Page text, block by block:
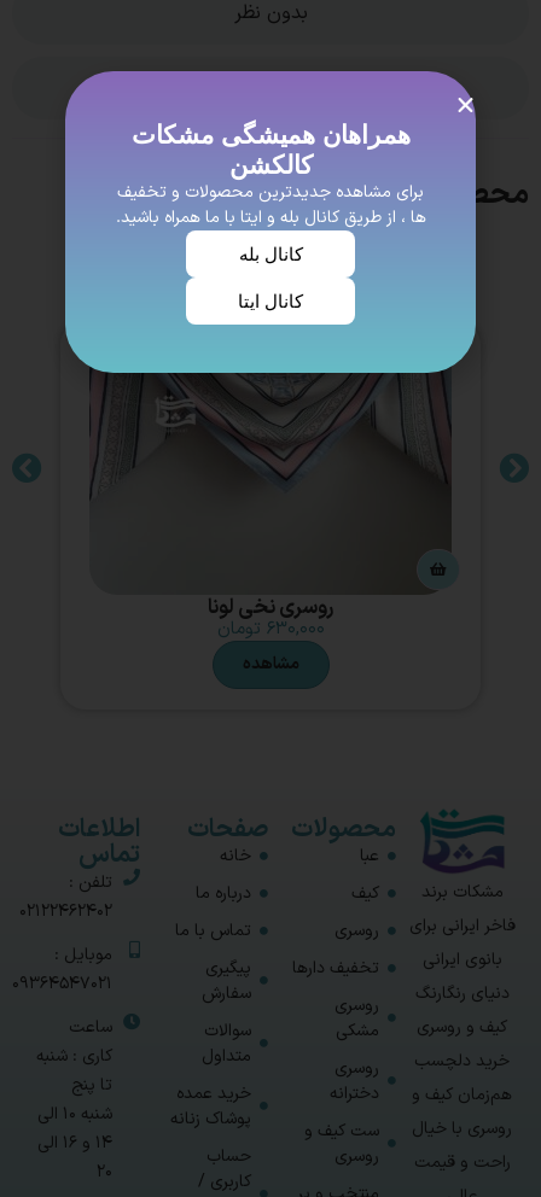
بدون نظر
محصولات مشابه
روسری نخی لونا
۶۳۰,۰۰۰ تومان
مشاهده
مشکات برند
فاخر ایرانی برای
بانوی ایرانی
دنیای رنگارنگ
کیف و روسری
خرید دلچسب
هم‌زمان کیف و
روسری با خیال
راحت و قیمت
محصولات
عبا
کیف
روسری
تخفیف دارها
روسری
مشکی
روسری
دخترانه
ست کیف و
روسری
صفحات
خانه
درباره ما
تماس با ما
پیگیری
سفارش
سوالات
متداول
خرید عمده
پوشاک زنانه
حساب
کاربری /
اطلاعات
تماس
تلفن :
02122462402
موبایل :
09364547021
ساعت
کاری : شنبه
تا پنج
شنبه 10 الی
14 و 16 الی
20
همراهان همیشگی مشکات
کالکشن
برای مشاهده جدیدترین محصولات و تخفیف
ها ، از طریق کانال بله و ایتا با ما همراه باشید.
کانال بله
کانال ایتا